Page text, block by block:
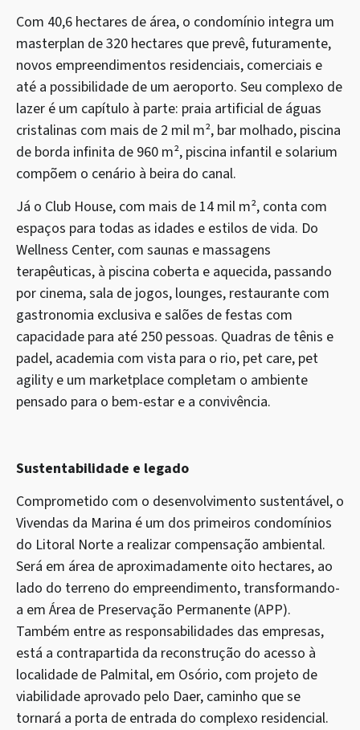
Com 40,6 hectares de área, o condomínio integra um
masterplan de 320 hectares que prevê, futuramente,
novos empreendimentos residenciais, comerciais e
até a possibilidade de um aeroporto. Seu complexo de
lazer é um capítulo à parte: praia artificial de águas
cristalinas com mais de 2 mil m², bar molhado, piscina
de borda infinita de 960 m², piscina infantil e solarium
compõem o cenário à beira do canal.
Já o Club House, com mais de 14 mil m², conta com
espaços para todas as idades e estilos de vida. Do
Wellness Center, com saunas e massagens
terapêuticas, à piscina coberta e aquecida, passando
por cinema, sala de jogos, lounges, restaurante com
gastronomia exclusiva e salões de festas com
capacidade para até 250 pessoas. Quadras de tênis e
padel, academia com vista para o rio, pet care, pet
agility e um marketplace completam o ambiente
pensado para o bem-estar e a convivência.
Sustentabilidade e legado
Comprometido com o desenvolvimento sustentável, o
Vivendas da Marina é um dos primeiros condomínios
do Litoral Norte a realizar compensação ambiental.
Será em área de aproximadamente oito hectares, ao
lado do terreno do empreendimento, transformando-
a em Área de Preservação Permanente (APP).
Também entre as responsabilidades das empresas,
está a contrapartida da reconstrução do acesso à
localidade de Palmital, em Osório, com projeto de
viabilidade aprovado pelo Daer, caminho que se
tornará a porta de entrada do complexo residencial.